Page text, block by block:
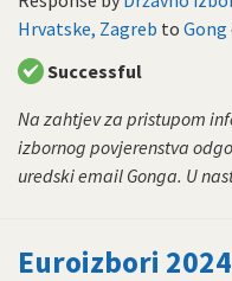
Hrvatske, Zagreb to Gong
Successful
Na zahtjev za pristupom
izbornog povjerenstva
uredski email Gonga. U
Euroizbori